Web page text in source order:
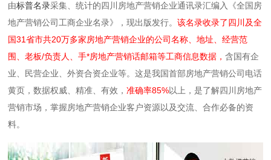
由标普名录采集、统计的四川房地产营销企业通讯录汇编入《全国房
地产营销公司工商企业名录》，现出版发行。该名录收录了四川及全
国31省市共20万多家房地产营销企业的公司名称、地址、经营范
围、老板/负责人、手*房地产营销话邮箱等工商信息数据，含国有企
业、民营企业、外资合资企业等。这是我国首部房地产营销公司电话
黄页，数据权威、精准、有效，准确率85%以上，是了解四川房地产
营销市场，掌握房地产营销企业客户资源以及交流、合作必备的资
料。